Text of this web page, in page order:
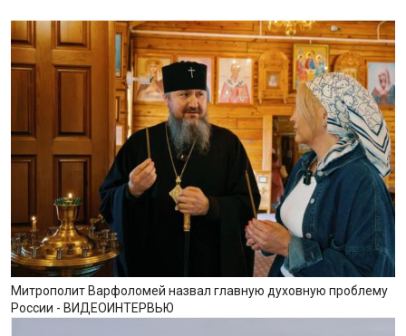
Митрополит Варфоломей назвал главную духовную проблему
России - ВИДЕОИНТЕРВЬЮ